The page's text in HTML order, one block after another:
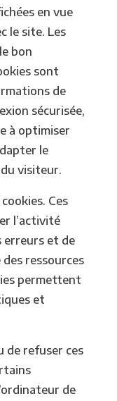
en vue
le site. Les
bon
sont
de
sécurisée,
à optimiser
le
visiteur.
Ces
l’activité
erreurs et de
ressources
permettent
et
de refuser ces
de